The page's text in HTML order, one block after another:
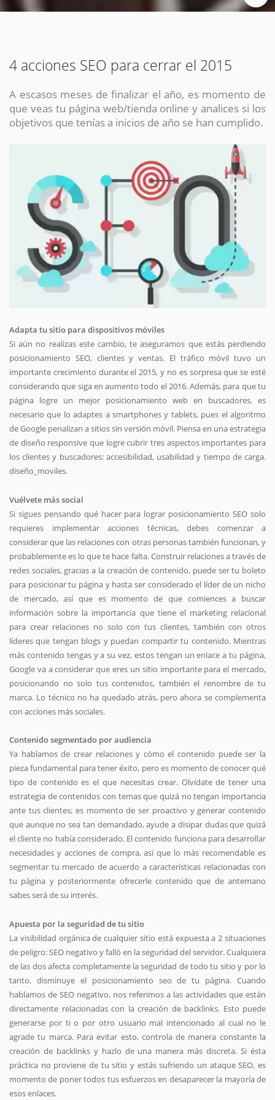
4 acciones SEO para cerrar el 2015
A escasos meses de finalizar el año, es momento de
que veas tu página web/tienda online y analices si los
objetivos que tenías a inicios de año se han cumplido.
Adapta tu sitio para dispositivos móviles
Si aún no realizas este cambio, te aseguramos que estás perdiendo
posicionamiento SEO, clientes y ventas. El tráfico móvil tuvo un
importante crecimiento durante el 2015, y no es sorpresa que se esté
considerando que siga en aumento todo el 2016. Además, para que tu
página logre un mejor posicionamiento web en buscadores, es
necesario que lo adaptes a smartphones y tablets, pues el algoritmo
de Google penalizan a sitios sin versión móvil. Piensa en una estrategia
de diseño responsive que logre cubrir tres aspectos importantes para
los clientes y buscadores: accesibilidad, usabilidad y tiempo de carga.
diseño_moviles.
Vuélvete más social
Si sigues pensando qué hacer para lograr posicionamiento SEO solo
requieres implementar acciones técnicas, debes comenzar a
considerar que las relaciones con otras personas también funcionan, y
probablemente es lo que te hace falta. Construir relaciones a través de
redes sociales, gracias a la creación de contenido, puede ser tu boleto
para posicionar tu página y hasta ser considerado el líder de un nicho
de mercado, así que es momento de que comiences a buscar
información sobre la importancia que tiene el marketing relacional
para crear relaciones no solo con tus clientes, también con otros
líderes que tengan blogs y puedan compartir tu contenido. Mientras
más contenido tengas y a su vez, estos tengan un enlace a tu página,
Google va a considerar que eres un sitio importante para el mercado,
posicionando no solo tus contenidos, también el renombre de tu
marca. Lo técnico no ha quedado atrás, pero ahora se complementa
con acciones más sociales.
Contenido segmentado por audiencia
Ya hablamos de crear relaciones y cómo el contenido puede ser la
pieza fundamental para tener éxito, pero es momento de conocer qué
tipo de contenido es el que necesitas crear. Olvídate de tener una
estrategia de contenidos con temas que quizá no tengan importancia
ante tus clientes; es momento de ser proactivo y generar contenido
que aunque no sea tan demandado, ayude a disipar dudas que quizá
el cliente no había considerado. El contenido funciona para desarrollar
necesidades y acciones de compra, así que lo más recomendable es
segmentar tu mercado de acuerdo a características relacionadas con
tu página y posteriormente ofrecerle contenido que de antemano
sabes será de su interés.
Apuesta por la seguridad de tu sitio
La visibilidad orgánica de cualquier sitio está expuesta a 2 situaciones
de peligro: SEO negativo y falló en la seguridad del servidor. Cualquiera
de las dos afecta completamente la seguridad de todo tu sitio y por lo
tanto, disminuye el posicionamiento seo de tu página. Cuando
hablamos de SEO negativo, nos referimos a las actividades que están
directamente relacionadas con la creación de backlinks. Esto puede
generarse por ti o por otro usuario mal intencionado al cual no le
agrade tu marca. Para evitar esto, controla de manera constante la
creación de backlinks y hazlo de una manera más discreta. Si ésta
práctica no proviene de tu sitio y estás sufriendo un ataque SEO, es
momento de poner todos tus esfuerzos en desaparecer la mayoría de
esos enlaces.